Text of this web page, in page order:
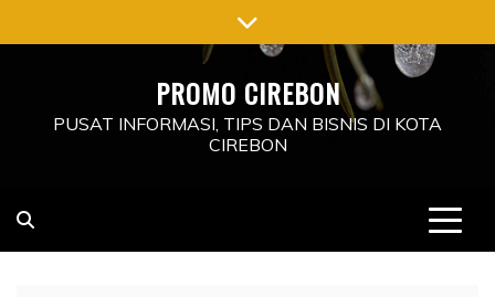
to
PROMO CIREBON
PUSAT INFORMASI, TIPS DAN BISNIS DI KOTA
CIREBON